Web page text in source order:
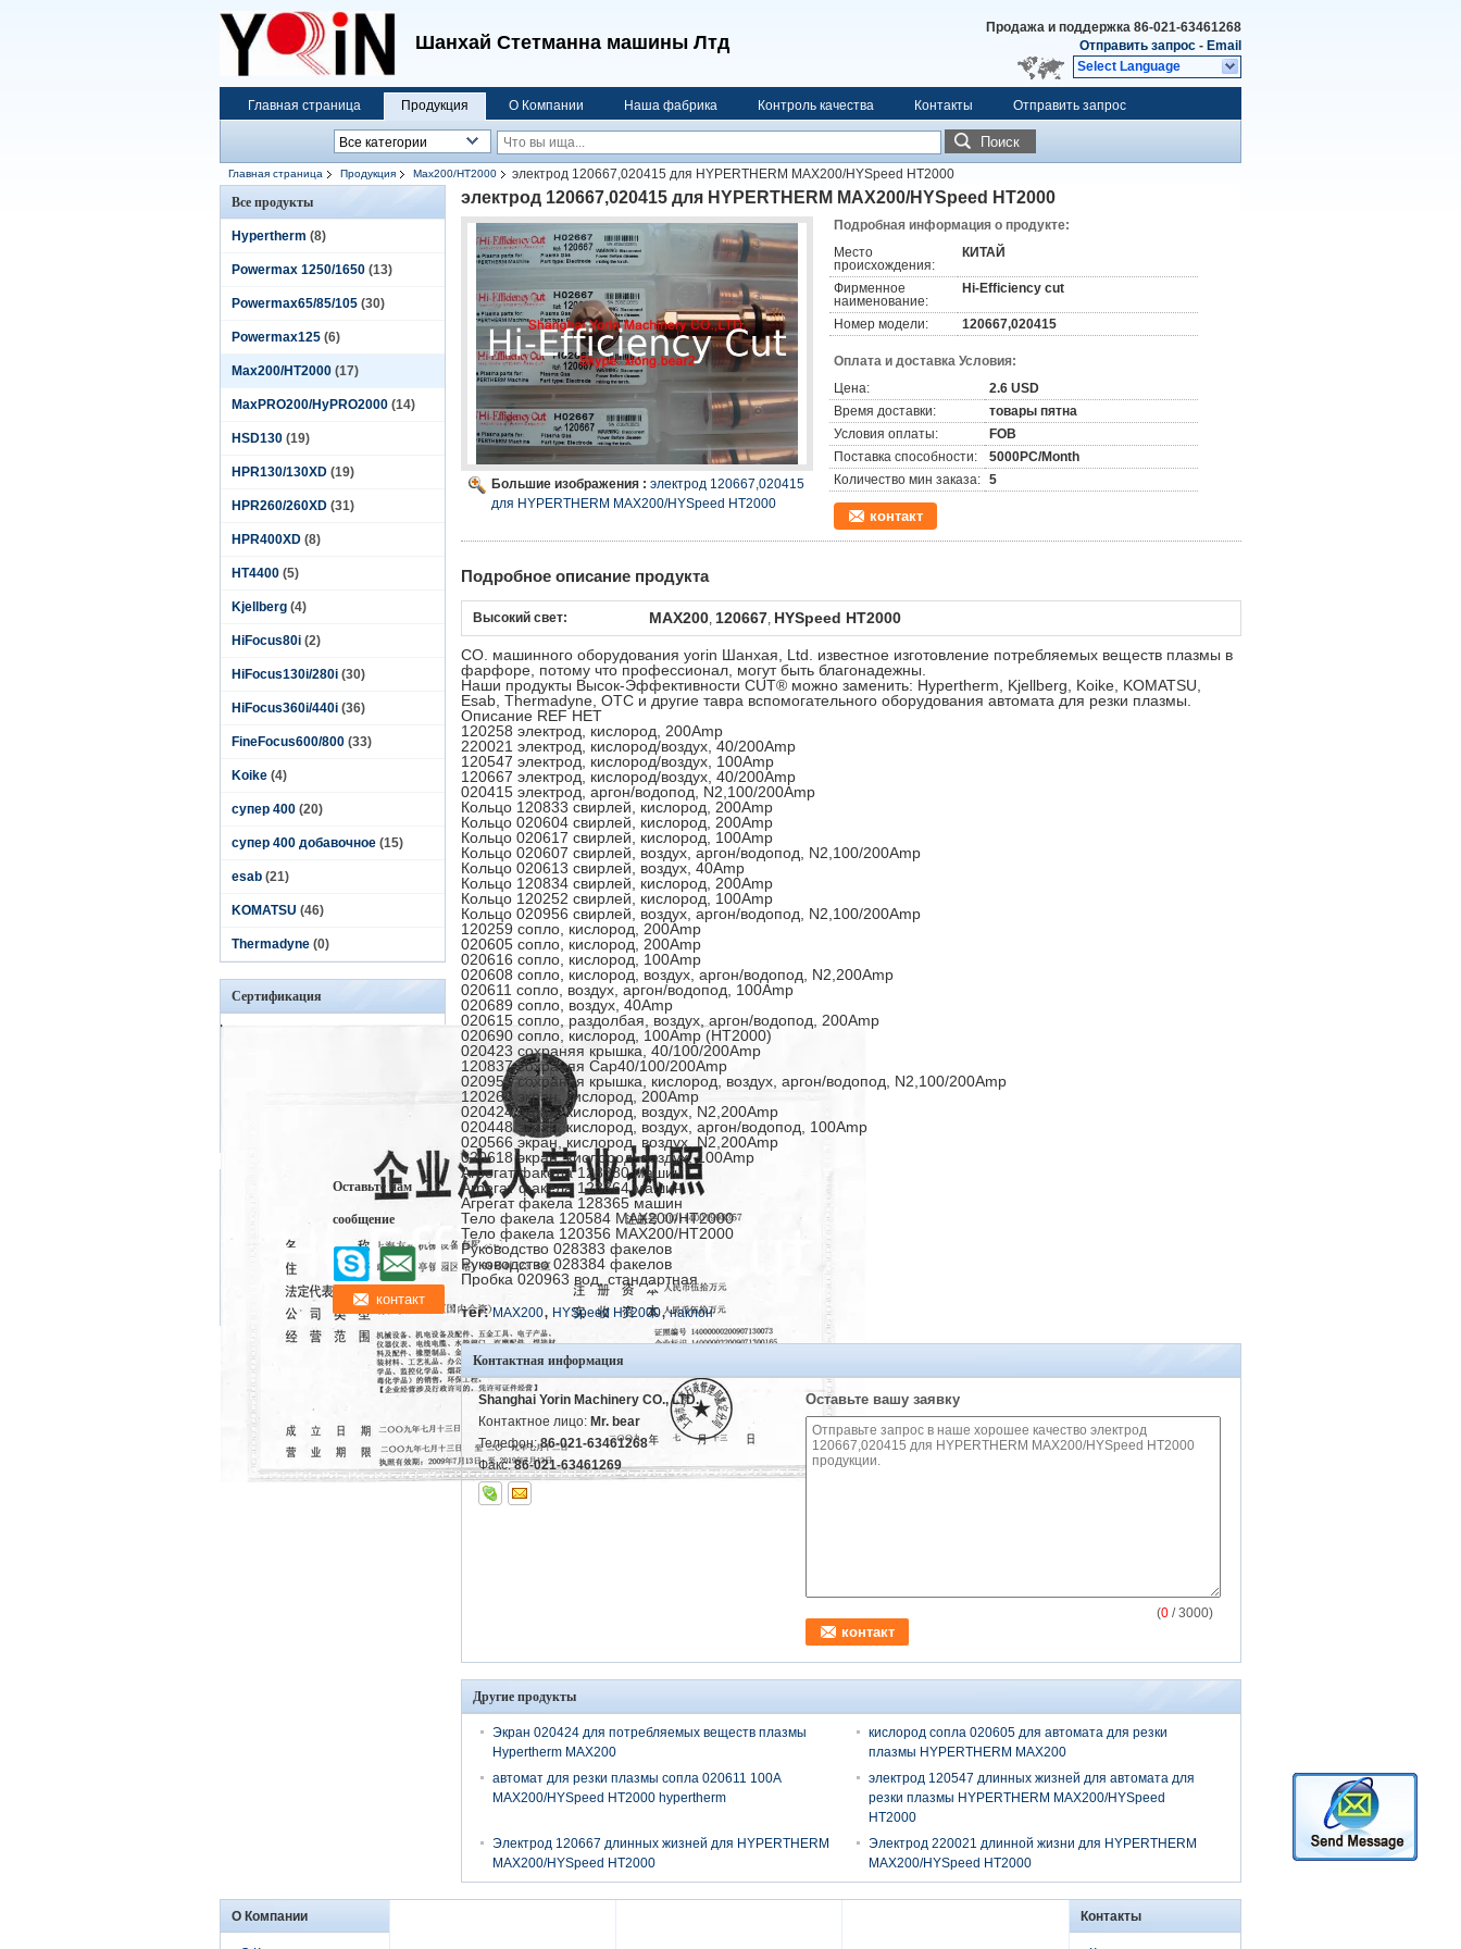
Шанхай Стетманна машины Лтд
Продажа и поддержка 86-021-63461268
Отправить запрос - Email
Select Language
Главная страница Продукция О Компании Наша фабрика Контроль качества Контакты Отправить запрос
Поиск
Главная страница Продукция Max200/HT2000
электрод 120667,020415 для HYPERTHERM MAX200/HYSpeed HT2000
Все продукты
Hypertherm (8)
Powermax 1250/1650 (13)
Powermax65/85/105 (30)
Powermax125 (6)
Max200/HT2000 (17)
MaxPRO200/HyPRO2000 (14)
HSD130 (19)
HPR130/130XD (19)
HPR260/260XD (31)
HPR400XD (8)
HT4400 (5)
Kjellberg (4)
HiFocus80i (2)
HiFocus130i/280i (30)
HiFocus360i/440i (36)
FineFocus600/800 (33)
Koike (4)
супер 400 (20)
супер 400 добавочное (15)
esab (21)
KOMATSU (46)
Thermadyne (0)
Сертификация
Оставьте нам
сообщение
электрод 120667,020415 для HYPERTHERM MAX200/HYSpeed HT2000
Большие изображения : электрод 120667,020415
для HYPERTHERM MAX200/HYSpeed HT2000
Подробная информация о продукте:
Место
происхождения:
КИТАЙ
Фирменное
наименование:
Hi-Efficiency cut
Номер модели: 120667,020415
Оплата и доставка Условия:
Цена:
2.6 USD
Время доставки:
товары пятна
Условия оплаты:
FOB
Поставка способности:
5000PC/Month
Количество мин заказа: 5
контакт
Подробное описание продукта
Высокий свет: MAX200, 120667, HYSpeed HT2000
CO. машинного оборудования yorin Шанхая, Ltd. известное изготовление потребляемых веществ плазмы в
фарфоре, потому что профессионал, могут быть благонадежны.
Наши продукты Высок-Эффективности CUT® можно заменить: Hypertherm, Kjellberg, Koike, KOMATSU,
Esab, Thermadyne, OTC и другие тавра вспомогательного оборудования автомата для резки плазмы.
Описание REF НЕТ
120258 электрод, кислород, 200Amp
220021 электрод, кислород/воздух, 40/200Amp
120547 электрод, кислород/воздух, 100Amp
120667 электрод, кислород/воздух, 40/200Amp
020415 электрод, аргон/водопод, N2,100/200Amp
Кольцо 120833 свирлей, кислород, 200Amp
Кольцо 020604 свирлей, кислород, 200Amp
Кольцо 020617 свирлей, кислород, 100Amp
Кольцо 020607 свирлей, воздух, аргон/водопод, N2,100/200Amp
Кольцо 020613 свирлей, воздух, 40Amp
Кольцо 120834 свирлей, кислород, 200Amp
Кольцо 120252 свирлей, кислород, 100Amp
Кольцо 020956 свирлей, воздух, аргон/водопод, N2,100/200Amp
120259 сопло, кислород, 200Amp
020605 сопло, кислород, 200Amp
020616 сопло, кислород, 100Amp
020608 сопло, кислород, воздух, аргон/водопод, N2,200Amp
020611 сопло, воздух, аргон/водопод, 100Amp
020689 сопло, воздух, 40Amp
020615 сопло, раздолбая, воздух, аргон/водопод, 200Amp
020690 сопло, кислород, 100Amp (HT2000)
020423 сохраняя крышка, 40/100/200Amp
120837 сохраняя Cap40/100/200Amp
020955 сохраняя крышка, кислород, воздух, аргон/водопод, N2,100/200Amp
120260 экран, кислород, 200Amp
020424 экран, кислород, воздух, N2,200Amp
020448 экран, кислород, воздух, аргон/водопод, 100Amp
020566 экран, кислород, воздух, N2,200Amp
020618 экран, кислород, воздух, 100Amp
Агрегат факела 128380 машин
Агрегат факела 128364 машин
Агрегат факела 128365 машин
Тело факела 120584 MAX200/HT2000
Тело факела 120356 MAX200/HT2000
Руководство 028383 факелов
Руководство 028384 факелов
Пробка 020963 вод, стандартная
тег: MAX200, HYSpeed HT2000, наклон
Контактная информация
Shanghai Yorin Machinery CO., LTD.
Контактное лицо: Mr. bear
Телефон:86-021-63461268
Факс:86-021-63461269
Оставьте вашу заявку
(0 / 3000)
Другие продукты
Экран 020424 для потребляемых веществ плазмы
Hypertherm MAX200
кислород сопла 020605 для автомата для резки
плазмы HYPERTHERM MAX200
автомат для резки плазмы сопла 020611 100A
MAX200/HYSpeed HT2000 hypertherm
электрод 120547 длинных жизней для автомата для
резки плазмы HYPERTHERM MAX200/HYSpeed
HT2000
Электрод 120667 длинных жизней для HYPERTHERM
MAX200/HYSpeed HT2000
Электрод 220021 длинной жизни для HYPERTHERM
MAX200/HYSpeed HT2000
О Компании Контакты